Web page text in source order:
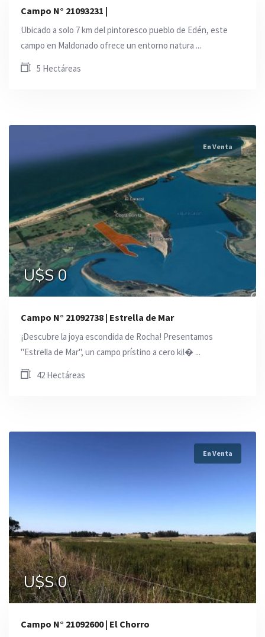
Campo N° 21093231 |
Ubicado a solo 7 km del pintoresco pueblo de Edén, este
campo en Maldonado ofrece un entorno natura ...
5 Hectáreas
En Venta
U$S 0
Campo N° 21092738 | Estrella de Mar
¡Descubre la joya escondida de Rocha! Presentamos
"Estrella de Mar", un campo prístino a cero kil� ...
42 Hectáreas
En Venta
U$S 0
Campo N° 21092600 | El Chorro